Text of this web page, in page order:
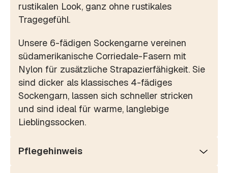
rustikalen Look, ganz ohne rustikales
Tragegefühl.
Unsere 6-fädigen Sockengarne vereinen
südamerikanische Corriedale-Fasern mit
Nylon für zusätzliche Strapazierfähigkeit. Sie
sind dicker als klassisches 4-fädiges
Sockengarn, lassen sich schneller stricken
und sind ideal für warme, langlebige
Lieblingssocken.
Pflegehinweis